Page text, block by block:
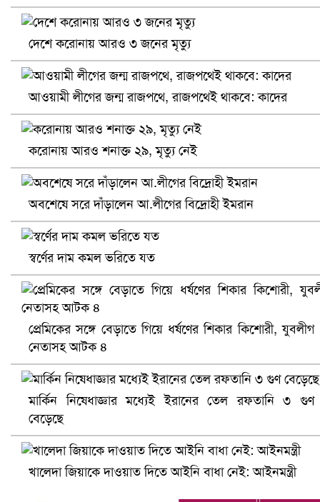
প্রোটিয়াদের হারিয়ে বিশ্বকাপের শিরোপা ঘরে তুলল ভারত
সৌদিতে ব্যাপক ধরপাকড়, এক সপ্তাহেই ২১ হাজারের বেশি
দেশে করোনায় আরও ৩ জনের মৃত্যু
আওয়ামী লীগের জন্ম রাজপথে, রাজপথেই থাকবে: কাদের
করোনায় আরও শনাক্ত ২৯, মৃত্যু নেই
অবশেষে সরে দাঁড়ালেন আ.লীগের বিদ্রোহী ইমরান
স্বর্ণের দাম কমল ভরিতে যত
প্রেমিকের সঙ্গে বেড়াতে গিয়ে ধর্ষণের শিকার কিশোরী, যুবলীগ
নেতাসহ আটক ৪
মার্কিন নিষেধাজ্ঞার মধ্যেই ইরানের তেল রফতানি ৩ গুণ
বেড়েছে
খালেদা জিয়াকে দাওয়াত দিতে আইনি বাধা নেই: আইনমন্ত্রী